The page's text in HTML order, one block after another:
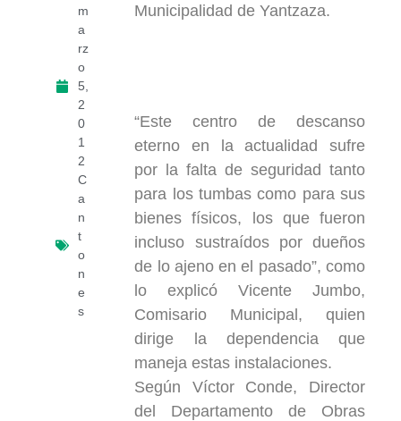
m
a
rz
o
5,
2
0
1
2
C
a
n
t
o
n
e
s
Municipalidad de Yantzaza.
“Este centro de descanso
eterno en la actualidad sufre
por la falta de seguridad tanto
para los tumbas como para sus
bienes físicos, los que fueron
incluso sustraídos por dueños
de lo ajeno en el pasado”, como
lo explicó Vicente Jumbo,
Comisario Municipal, quien
dirige la dependencia que
maneja estas instalaciones.
Según Víctor Conde, Director
del Departamento de Obras